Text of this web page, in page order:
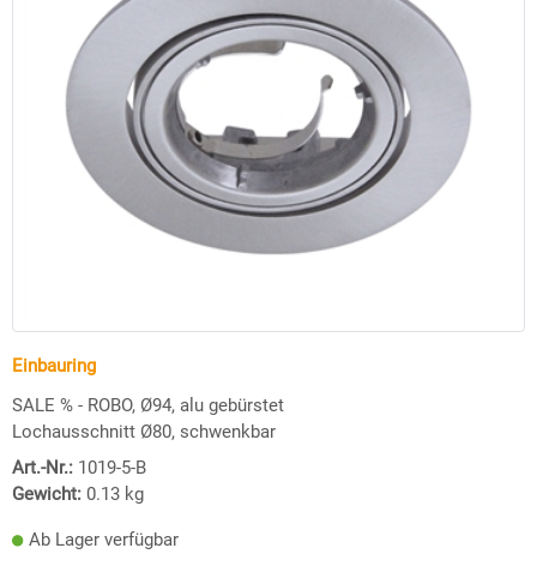
Einbauring
SALE % - ROBO, Ø94, alu gebürstet
Lochausschnitt Ø80, schwenkbar
Art.-Nr.: 1019-5-B
Gewicht: 0.13 kg
Ab Lager verfügbar